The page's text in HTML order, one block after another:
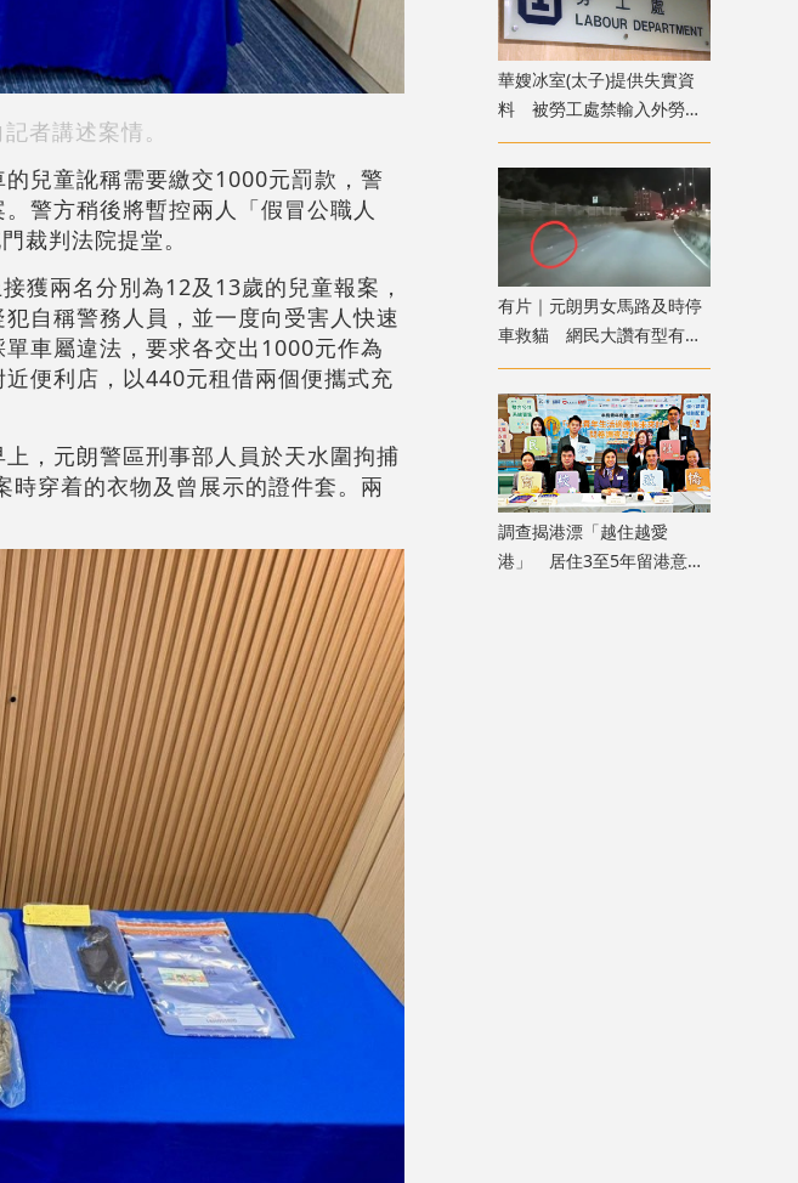
者講述案情。
兒童訛稱需要繳交1000元罰款，警
警方稍後將暫控兩人「假冒公職人
裁判法院提堂。
獲兩名分別為12及13歲的兒童報案，
自稱警務人員，並一度向受害人快速
車屬違法，要求各交出1000元作為
便利店，以440元租借兩個便攜式充
，元朗警區刑事部人員於天水圍拘捕
穿着的衣物及曾展示的證件套。兩
華嫂冰室(太子)提供失實資
料 被勞工處禁輸入外勞一
年
有片｜元朗男女馬路及時停
車救貓 網民大讚有型有愛
心
調查揭港漂「越住越愛
港」 居住3至5年留港意願